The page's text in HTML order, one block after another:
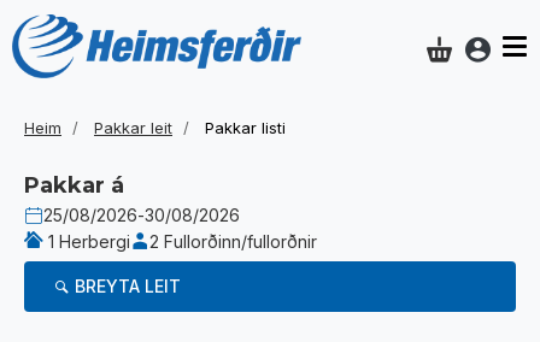
Heim Pakkar leit Pakkar listi
Pakkar á
25/08/2026-30/08/2026
1 Herbergi
2 Fullorðinn/fullorðnir
BREYTA LEIT